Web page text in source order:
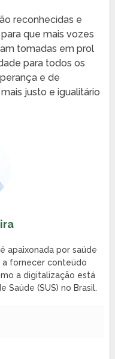
reconhecidas e
que mais vozes
tomadas em prol
para todos os
e de
justo e igualitário
apaixonada por saúde
fornecer conteúdo
a digitalização está
Saúde (SUS) no Brasil.